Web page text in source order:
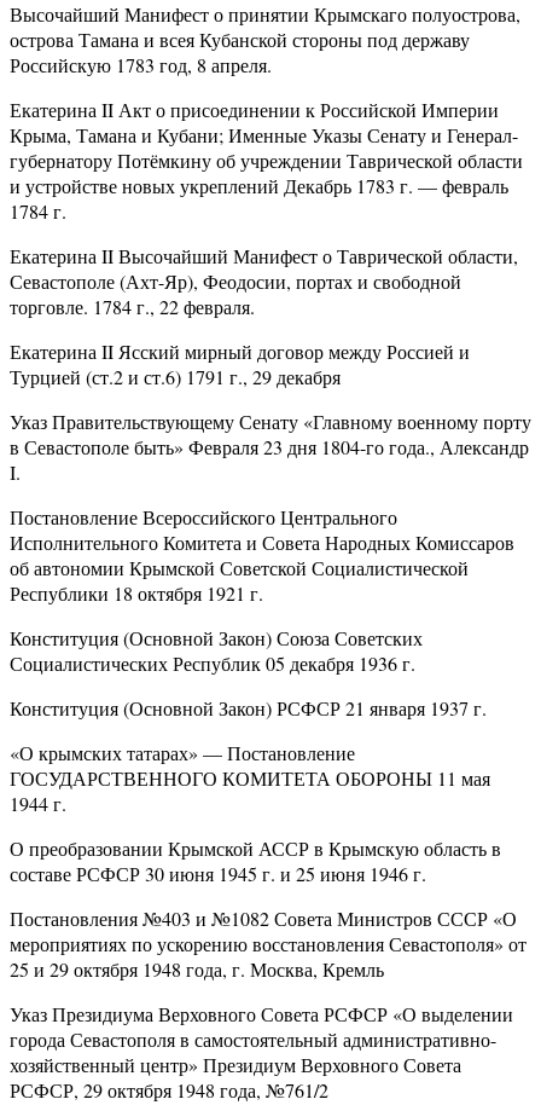
Высочайший Манифест о принятии Крымскаго полуострова,
острова Тамана и всея Кубанской стороны под державу
Российскую 1783 год, 8 апреля.
Екатерина II Акт о присоединении к Российской Империи
Крыма, Тамана и Кубани; Именные Указы Сенату и Генерал-
губернатору Потёмкину об учреждении Таврической области
и устройстве новых укреплений Декабрь 1783 г. — февраль
1784 г.
Екатерина II Высочайший Манифест о Таврической области,
Севастополе (Ахт-Яр), Феодосии, портах и свободной
торговле. 1784 г., 22 февраля.
Екатерина II Ясский мирный договор между Россией и
Турцией (ст.2 и ст.6) 1791 г., 29 декабря
Указ Правительствующему Сенату «Главному военному порту
в Севастополе быть» Февраля 23 дня 1804-го года., Александр
I.
Постановление Всероссийского Центрального
Исполнительного Комитета и Совета Народных Комиссаров
об автономии Крымской Советской Социалистической
Республики 18 октября 1921 г.
Конституция (Основной Закон) Союза Советских
Социалистических Республик 05 декабря 1936 г.
Конституция (Основной Закон) РСФСР 21 января 1937 г.
«О крымских татарах» — Постановление
ГОСУДАРСТВЕННОГО КОМИТЕТА ОБОРОНЫ 11 мая
1944 г.
О преобразовании Крымской АССР в Крымскую область в
составе РСФСР 30 июня 1945 г. и 25 июня 1946 г.
Постановления №403 и №1082 Совета Министров СССР «О
мероприятиях по ускорению восстановления Севастополя» от
25 и 29 октября 1948 года, г. Москва, Кремль
Указ Президиума Верховного Совета РСФСР «О выделении
города Севастополя в самостоятельный административно-
хозяйственный центр» Президиум Верховного Совета
РСФСР, 29 октября 1948 года, №761/2